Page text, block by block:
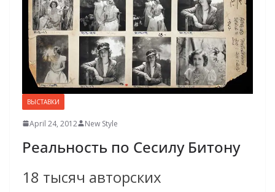
ВЫСТАВКИ
April 24, 2012 New Style
Реальность по Сесилу Битону
18 тысяч авторских